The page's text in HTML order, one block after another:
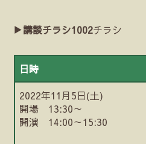
▶講談チラシ1002チラシ
日時
2022年11月5日(土)
開場 13:30～
開演 14:00～15:30